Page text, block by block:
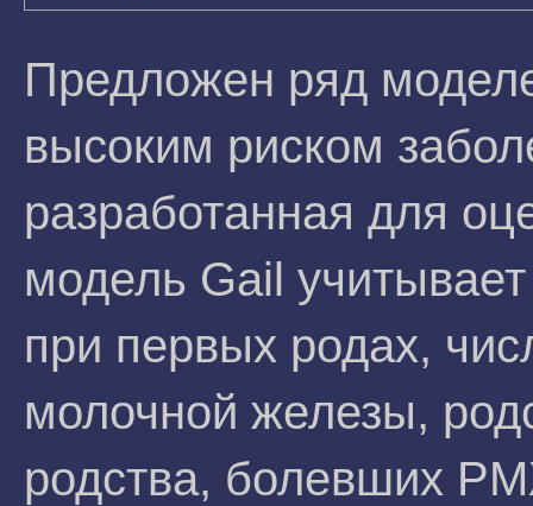
Предложен ряд
высоким риском
разработанная для
модель Gail
при первых родах,
молочной железы,
родства, болевших